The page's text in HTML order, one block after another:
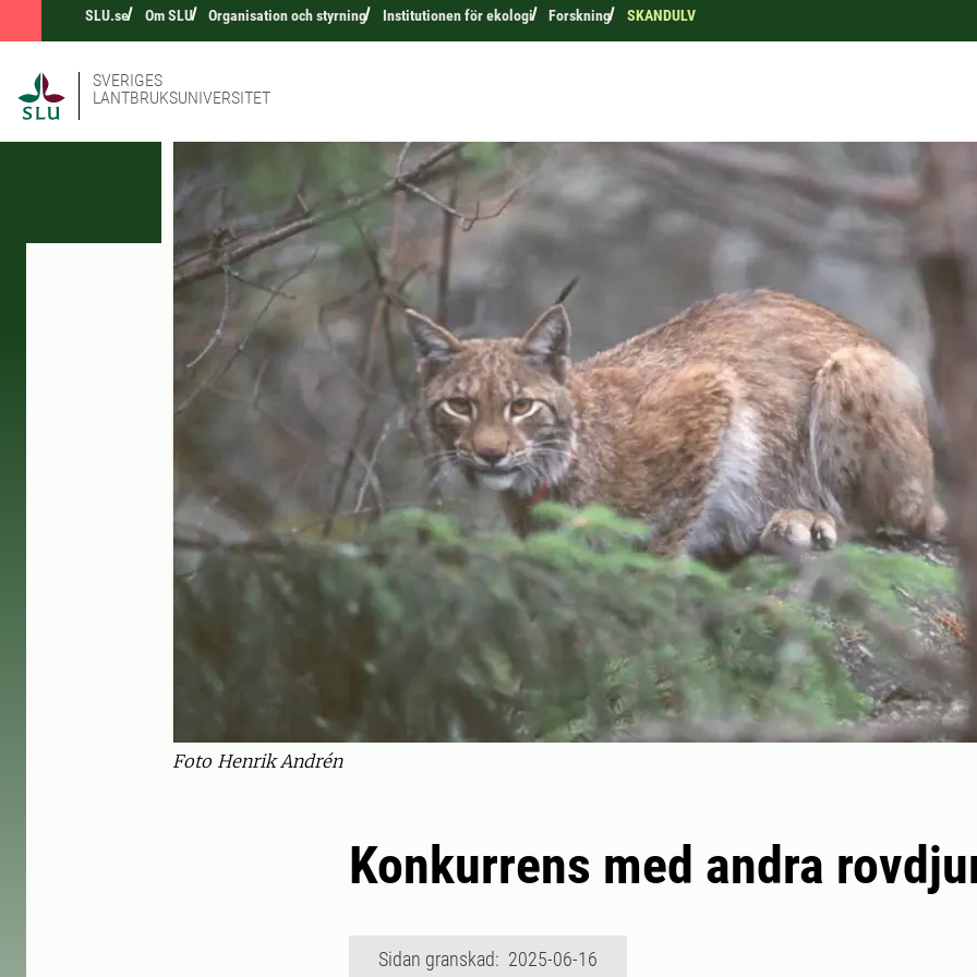
SLU.se Om SLU Organisation och styrning Institutionen för ekologi Forskning SKANDULV
SVERIGES
LANTBRUKSUNIVERSITET
Foto Henrik Andrén
Konkurrens med andra
Sidan granskad: 2025-06-16